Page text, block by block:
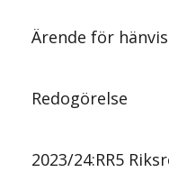
Ärende för
Redogörelse
2023/24:RR5